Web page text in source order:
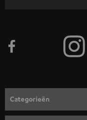
n
o
r
Categorieën